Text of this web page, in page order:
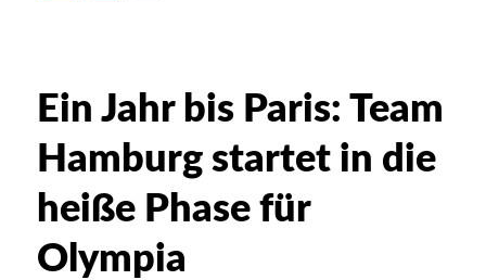
Ein Jahr bis Paris: Team
Hamburg startet in die
heiße Phase für
Olympia